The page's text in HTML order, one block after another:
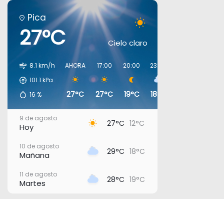
Pica
27°C Cielo claro
8.1 km/h
101.1 kPa
16 %
AHORA
27°C
17:00
27°C
20:00
19°C
23:00
18°C
9 de agosto
Hoy 27°C 12°C
10 de agosto
Mañana 29°C 18°C
11 de agosto
Martes 28°C 19°C